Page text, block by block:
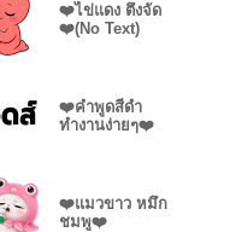
❤️ไข่แดง ตึงจัด
❤️(No Text)
❤️คำพูดสีดำ
ทำงานง่ายๆ❤️
❤️แมวขาว หมึก
ชมพู❤️